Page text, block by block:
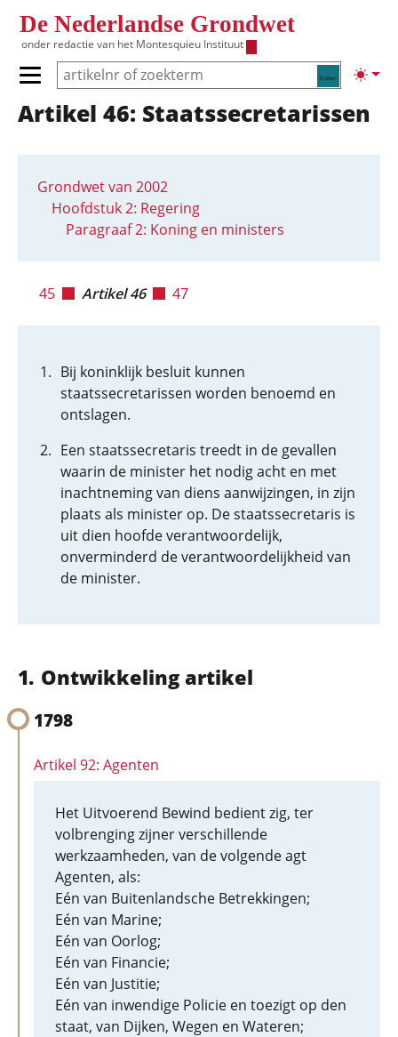
De Nederlandse Grondwet
onder redactie van het Montesquieu Instituut
Zoeken
Primair menu tonen/verbergen
Hoofdnavigatie
Artikel 46: Staatssecretarissen
Grondwet van 2002
Hoofdstuk 2: Regering
Paragraaf 2: Koning en ministers
45 Artikel 46 47
Bij koninklijk besluit kunnen
staatssecretarissen worden benoemd en
ontslagen.
Een staatssecretaris treedt in de gevallen
waarin de minister het nodig acht en met
inachtneming van diens aanwijzingen, in zijn
plaats als minister op. De staatssecretaris is
uit dien hoofde verantwoordelijk,
onverminderd de verantwoordelijkheid van
de minister.
Ontwikkeling artikel
1798
Artikel 92: Agenten
Het Uitvoerend Bewind bedient zig, ter
volbrenging zijner verschillende
werkzaamheden, van de volgende agt
Agenten, als:
Eén van Buitenlandsche Betrekkingen;
Eén van Marine;
Eén van Oorlog;
Eén van Financie;
Eén van Justitie;
Eén van inwendige Policie en toezigt op den
staat, van Dijken, Wegen en Wateren;